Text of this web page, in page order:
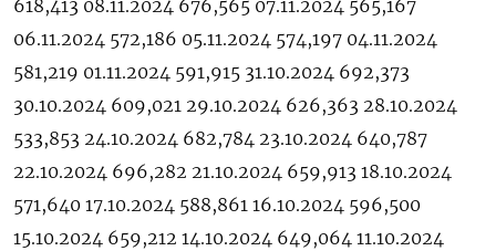
618,413 08.11.2024 676,565 07.11.2024 565,167
06.11.2024 572,186 05.11.2024 574,197 04.11.2024
581,219 01.11.2024 591,915 31.10.2024 692,373
30.10.2024 609,021 29.10.2024 626,363 28.10.2024
533,853 24.10.2024 682,784 23.10.2024 640,787
22.10.2024 696,282 21.10.2024 659,913 18.10.2024
571,640 17.10.2024 588,861 16.10.2024 596,500
15.10.2024 659,212 14.10.2024 649,064 11.10.2024